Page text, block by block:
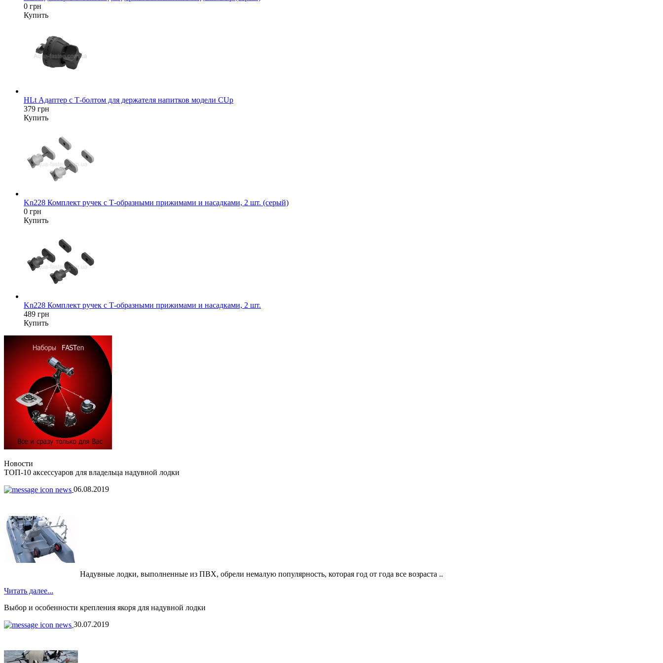
0 грн
Купить
HLt Адаптер c Т-болтом для держателя напитков модели CUp
379 грн
Купить
Kn228 Комплект ручек с Т-образными прижимами и насадками, 2 шт. (серый)
0 грн
Купить
Kn228 Комплект ручек с Т-образными прижимами и насадками, 2 шт.
489 грн
Купить
Новости
ТОП-10 аксессуаров для владельца надувной лодки
06.08.2019
Надувные лодки, выполненные из ПВХ, обрели немалую популярность, которая год от года все возраста ..
Читать далее...
Выбор и особенности крепления якоря для надувной лодки
30.07.2019